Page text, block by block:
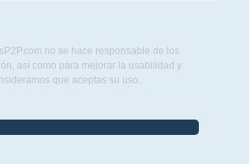
no se hace responsable de los
así como para mejorar la usabilidad y
que aceptas su uso.